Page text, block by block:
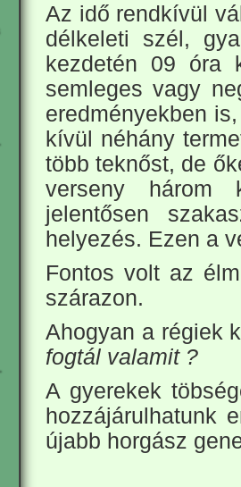
Az idő rendkívül
délkeleti szél,
kezdetén 09 óra
semleges vagy
eredményekben
kívül néhány
több teknőst, de
verseny három
jelentősen
helyezés. Ezen a
Fontos volt az
szárazon.
Ahogyan a régiek
fogtál valamit ?
A gyerekek
hozzájárulhatunk
újabb horgász